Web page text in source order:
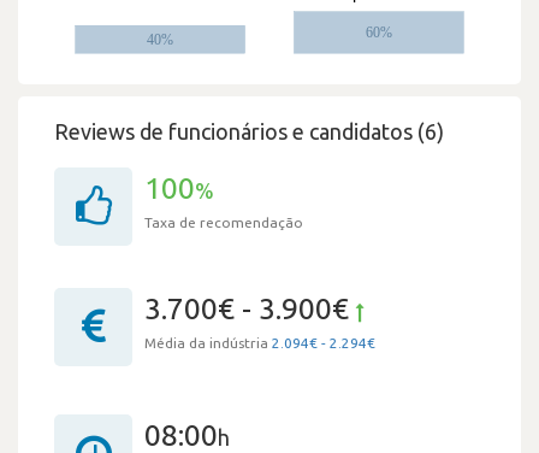
Reviews de funcionários e candidatos (6)
100%
Taxa de recomendação
3.700€ - 3.900€
Média da indústria 2.094€ - 2.294€
08:00h